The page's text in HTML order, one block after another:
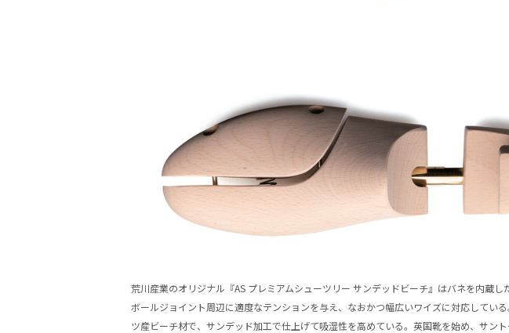
荒川産業のオリジナル『AS プレミアムシューツリー サンデッドビーチ』はバネを内蔵し
ボールジョイント周辺に適度なテンションを与え、なおかつ幅広いワイズに対応してい
ツ産ビーチ材で、サンデッド加工で仕上げて吸湿性を高めている。英国靴を始め、サン